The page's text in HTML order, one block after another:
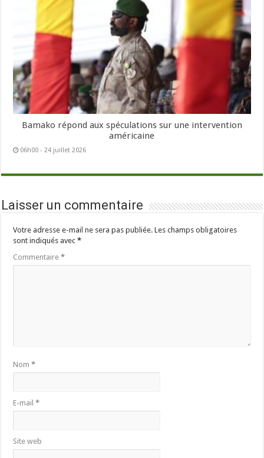
Bamako répond aux spéculations sur une intervention
américaine
06h00 - 24 juillet 2026
Laisser un commentaire
Votre adresse e-mail ne sera pas publiée. Les champs obligatoires
sont indiqués avec*
Commentaire*
Nom*
E-mail*
Site web